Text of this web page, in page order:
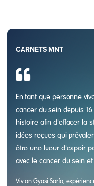
CARNETS MNT
En tant que personne
cancer du sein depuis
histoire afin d'effacer la
idées reçues qui
être une lueur d'espoir
avec le cancer du sein
Vivian Gyasi Sarfo,